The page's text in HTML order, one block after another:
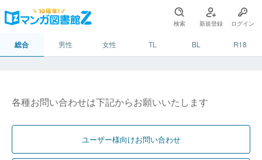
検索 新規登録 ログイン
総合 男性 女性 TL BL R18
各種お問い合わせは下記からお願いいたします
ユーザー様向けお問い合わせ